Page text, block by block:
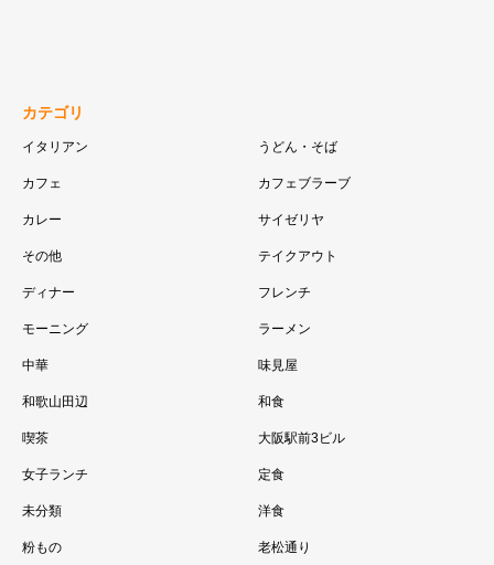
カテゴリ
イタリアン うどん・そば
カフェ カフェブラーブ
カレー サイゼリヤ
その他 テイクアウト
ディナー フレンチ
モーニング ラーメン
中華 味見屋
和歌山田辺 和食
喫茶 大阪駅前3ビル
女子ランチ 定食
未分類 洋食
粉もの 老松通り